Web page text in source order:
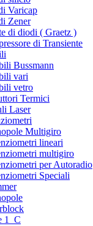
Varicap
Zener
di diodi ( Graetz )
di Transiente
Bussmann
vari
vetro
Termici
Laser
Multigiro
lineari
multigiro
per Autoradio
Speciali
1_C